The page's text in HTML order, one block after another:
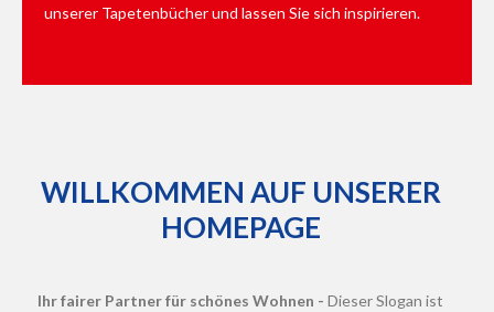
unserer Tapetenbücher und lassen Sie sich inspirieren.
WILLKOMMEN AUF UNSERER
HOMEPAGE
Ihr fairer Partner für schönes Wohnen - Dieser Slogan ist